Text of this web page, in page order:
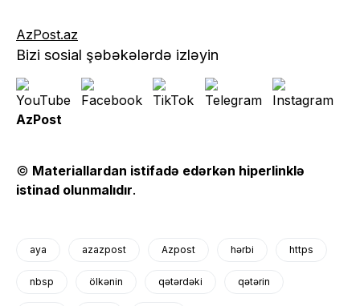
AzPost.az
Bizi sosial şəbəkələrdə izləyin
AzPost
© Materiallardan istifadə edərkən hiperlinklə
istinad olunmalıdır.
aya azazpost Azpost hərbi https
nbsp ölkənin qətərdəki qətərin